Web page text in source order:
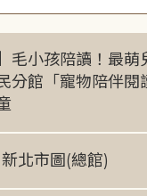
毛小孩陪讀！最
分館「寵物陪伴閱
新北市圖(總館)